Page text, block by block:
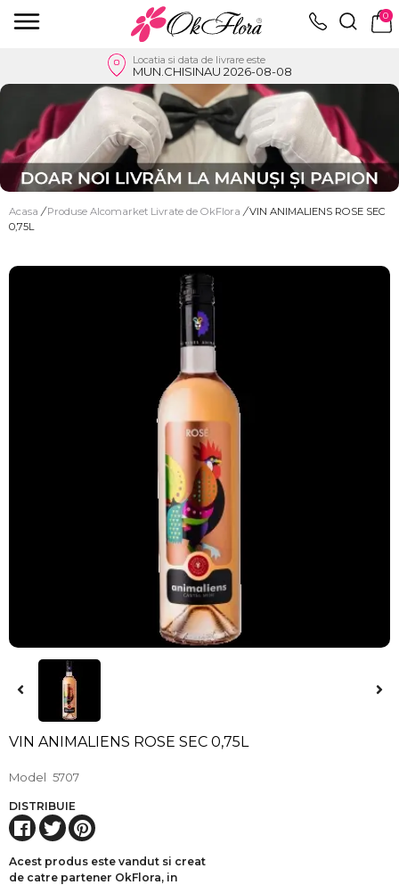
0
Locatia si data de livrare este
MUN.CHISINAU 2026-08-08
Acasa / Produse Alcomarket Livrate de OkFlora / VIN ANIMALIENS ROSE SEC
0,75L
VIN ANIMALIENS ROSE SEC 0,75L
Model 5707
DISTRIBUIE
Acest produs este vandut si creat
de catre partener OkFlora, in